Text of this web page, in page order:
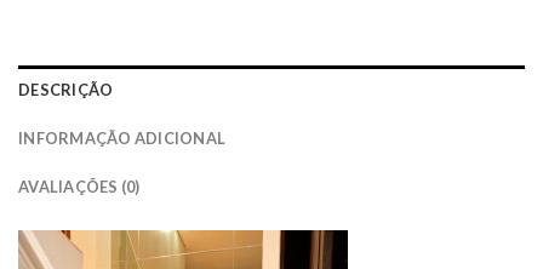
DESCRIÇÃO
INFORMAÇÃO ADICIONAL
AVALIAÇÕES (0)